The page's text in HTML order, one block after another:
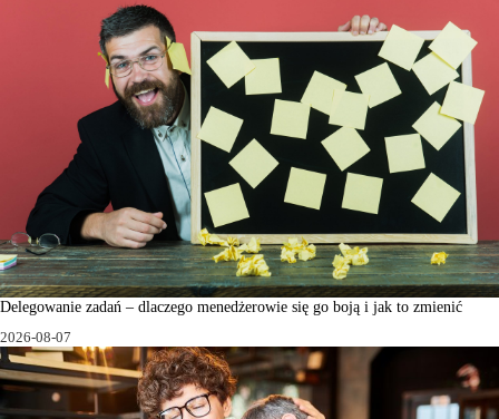
Delegowanie zadań – dlaczego menedżerowie się go boją i jak to zmienić
2026-08-07